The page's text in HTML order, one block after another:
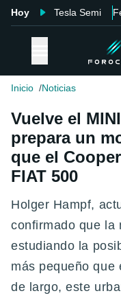
Hoy Tesla Semi
Inicio Noticias
Vuelve el
prepara un
que el
FIAT 500
Holger Hampf,
confirmado que la
estudiando la
más pequeño que
de largo, este